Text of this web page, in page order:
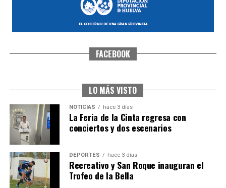
SEXTA CORRIDA DE LAS FIESTAS COLOMBINAS
FACEBOOK
LO MÁS VISTO
NOTICIAS hace 3 días
La Feria de la Cinta regresa con
conciertos y dos escenarios
DEPORTES hace 3 días
Recreativo y San Roque inauguran el
Trofeo de la Bella